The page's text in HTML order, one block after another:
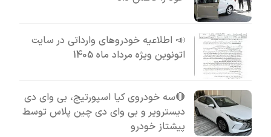
📣 اطلاعیه خودروهای وارداتی در سایت
اتونوین ویژه مرداد ماه 1405
🔴سه خودروی کیا اسپورتیج، بی وای دی
دیسترویر و بی وای دی چین پلاس توسط
پیشتاز خودرو